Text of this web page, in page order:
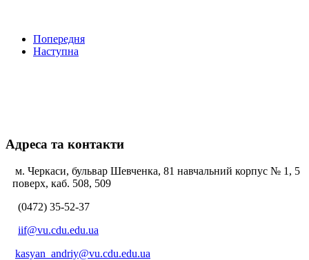
Попередня
Наступна
Адреса та контакти
м. Черкаси, бульвар Шевченка, 81 навчальний корпус № 1, 5
поверх, каб. 508, 509
(0472) 35-52-37
iif@vu.cdu.edu.ua
kasyan_andriy@vu.cdu.edu.ua